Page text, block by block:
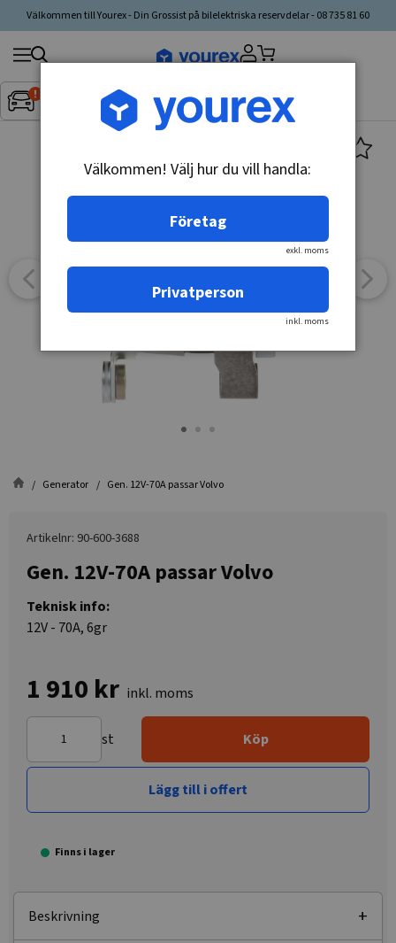
Välkommen till Yourex - Din Grossist på bilelektriska reservdelar - 08 735 81 60
Inget fordon valt▼
Sök
produkt,
tillverkare,
Generator Gen. 12V-70A passar Volvo
Artikelnr: 90-600-3688
Gen. 12V-70A passar Volvo
Teknisk info:
12V - 70A, 6gr
1 910 kr inkl. moms
st Köp
Lägg till i offert
Finns i lager
Beskrivning
Välkommen! Välj hur du vill handla:
Företag
exkl. moms
Privatperson
inkl. moms